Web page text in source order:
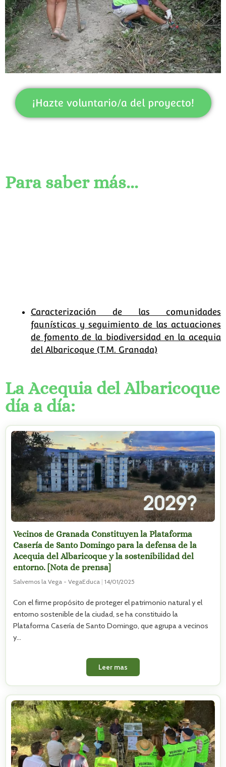
¡Hazte voluntario/a del proyecto!
Para saber más...
Caracterización de las comunidades
faunísticas y seguimiento de las actuaciones
de fomento de la biodiversidad en la acequia
del Albaricoque (T.M. Granada)
La Acequia del Albaricoque
día a día:
Vecinos de Granada Constituyen la Plataforma
Casería de Santo Domingo para la defensa de la
Acequia del Albaricoque y la sostenibilidad del
entorno. [Nota de prensa]
Salvemos la Vega - VegaEduca | 14/01/2025
Con el firme propósito de proteger el patrimonio natural y el
entorno sostenible de la ciudad, se ha constituido la
Plataforma Casería de Santo Domingo, que agrupa a vecinos
y…
Leer mas